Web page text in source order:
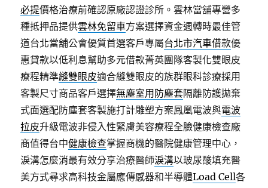
必提價格治療前確認原廠認證診所。雲林當舖專營多
種抵押品提供雲林免留車方案選擇資金週轉時最佳管
道台北當舖公會優質首選客戶專屬台北市汽車借款優
惠貸款以低利息幫助多元借款菁英團隊客製化雙眼皮
療程精準縫雙眼皮適合縫雙眼皮的族群眼科診療採用
客製尺寸商品客戶選擇無塵室用防塵套隔離防護拋棄
式面選配防塵套客製施打計雕塑方案鳳凰電波與電波
拉皮升級電波非侵入性緊膚美容療程全臉健康檢查廠
商值得台中健康檢查掌握商機的醫院健康管理中心，
淚溝怎麼消最有效分享治療醫師淚溝以玻尿酸填充醫
美方式尋求高科技金屬應傳感器和半導體Load Cell各